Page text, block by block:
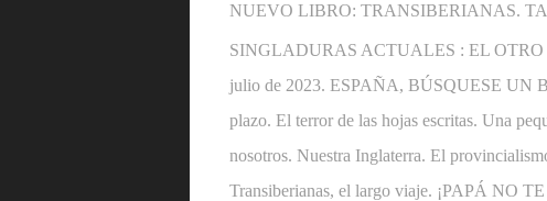
NUEVO LIBRO: TRANSIBERIANAS.
SINGLADURAS ACTUALES : EL OTRO
julio de 2023. ESPAÑA, BÚSQUESE UN
plazo. El terror de las hojas escritas. Una
nosotros. Nuestra Inglaterra. El
Transiberianas, el largo viaje. ¡PAPÁ NO